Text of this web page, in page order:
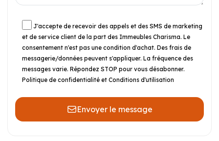
J'accepte de recevoir des appels et des SMS de marketing
et de service client de la part des Immeubles Charisma. Le
consentement n'est pas une condition d'achat. Des frais de
messagerie/données peuvent s'appliquer. La fréquence des
messages varie. Répondez STOP pour vous désabonner.
Politique de confidentialité et Conditions d'utilisation
Envoyer le message